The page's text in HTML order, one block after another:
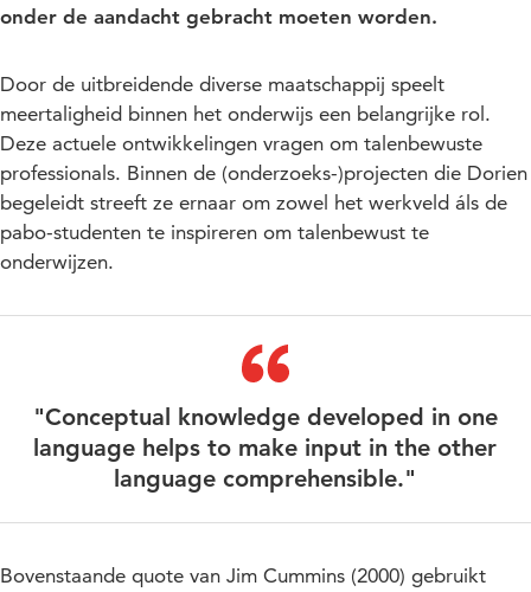
onder de aandacht gebracht moeten worden.
Door de uitbreidende diverse maatschappij speelt
meertaligheid binnen het onderwijs een belangrijke rol.
Deze actuele ontwikkelingen vragen om talenbewuste
professionals. Binnen de (onderzoeks-)projecten die Dorien
begeleidt streeft ze ernaar om zowel het werkveld áls de
pabo-studenten te inspireren om talenbewust te
onderwijzen.
"Conceptual knowledge developed in one
language helps to make input in the other
language comprehensible."
Bovenstaande quote van Jim Cummins (2000) gebruikt